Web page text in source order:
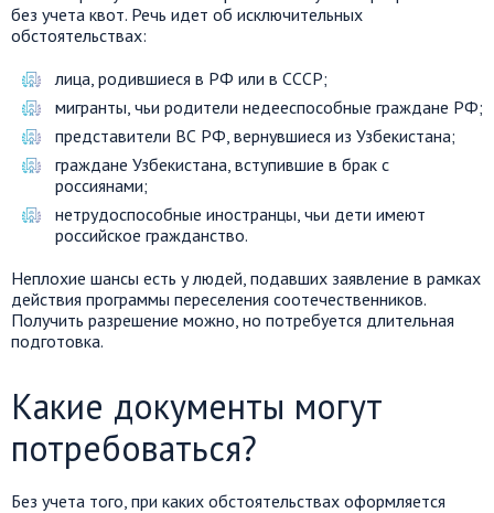
без учета квот. Речь идет об исключительных
обстоятельствах:
лица, родившиеся в РФ или в СССР;
мигранты, чьи родители недееспособные граждане РФ;
представители ВС РФ, вернувшиеся из Узбекистана;
граждане Узбекистана, вступившие в брак с
россиянами;
нетрудоспособные иностранцы, чьи дети имеют
российское гражданство.
Неплохие шансы есть у людей, подавших заявление в рамках
действия программы переселения соотечественников.
Получить разрешение можно, но потребуется длительная
подготовка.
Какие документы могут
потребоваться?
Без учета того, при каких обстоятельствах оформляется